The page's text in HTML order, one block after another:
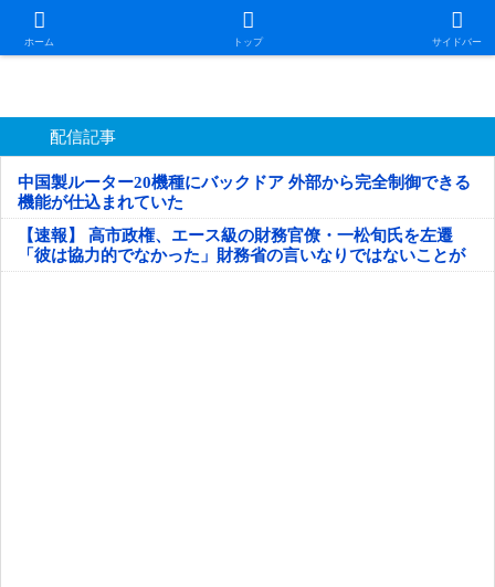
ホーム トップ サイドバー
日本第一！ニュース録
配信記事
中国製ルーター20機種にバックドア 外部から完全制御できる
機能が仕込まれていた
【速報】 高市政権、エース級の財務官僚・一松旬氏を左遷
「彼は協力的でなかった」財務省の言いなりではないことが
判明